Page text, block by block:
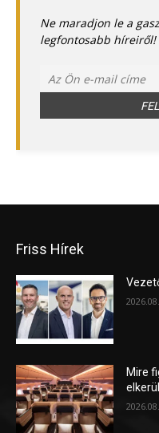
Ne maradjon le a
legfontosabb
Friss Hírek
Mire